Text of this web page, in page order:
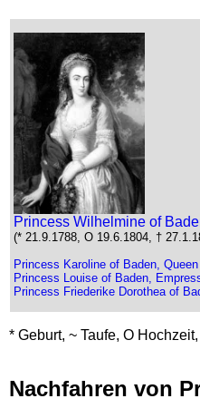
Princess Wilhelmine of
(* 21.9.1788, O 19.6.1804, †
Princess Karoline of Baden,
Princess Louise of Baden,
Princess Friederike Dorothea of
* Geburt, ~ Taufe, O
Nachfahren von